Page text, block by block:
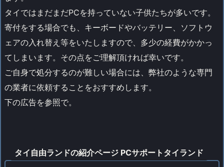
タイではまだまだPCを持っていない子供たちが多いです。
寄付をする場合でも、キーボードやバッテリー、ソフトウ
ェアの入れ替え等をいたしますので、多少の経費がかかっ
てしまいます。その点をご理解頂ければ幸いです。
ご自身で処分するのが難しい場合には、弊社のような専門
の業者に依頼することをおすすめします。
下の広告を参照で。
タイ自由ランドの紹介ページ PCサポートタイランド